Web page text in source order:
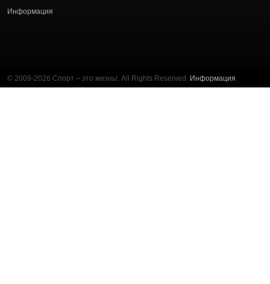
Информация
© 2009-2026 Спорт – это жизнь!. All Rights Reserved. Информация